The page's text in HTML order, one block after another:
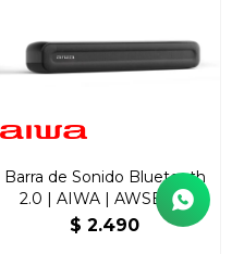
Barra de Sonido Bluetooth
2.0 | AIWA | AWSBH15
$ 2.490